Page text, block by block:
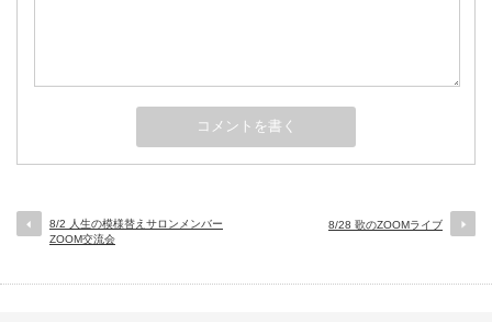
8/2 人生の模様替えサロンメンバー
ZOOM交流会
8/28 歌のZOOMライブ